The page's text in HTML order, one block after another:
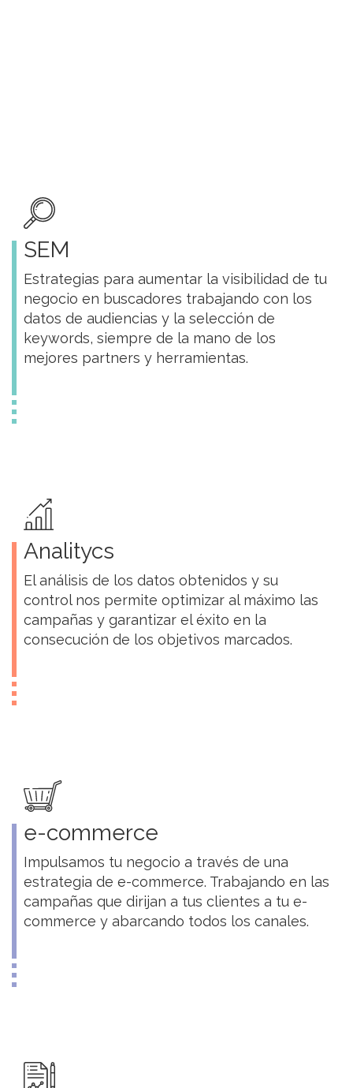
SEM
Estrategias para aumentar la visibilidad de tu
negocio en buscadores trabajando con los
datos de audiencias y la selección de
keywords, siempre de la mano de los
mejores partners y herramientas.
Analitycs
El análisis de los datos obtenidos y su
control nos permite optimizar al máximo las
campañas y garantizar el éxito en la
consecución de los objetivos marcados.
e-commerce
Impulsamos tu negocio a través de una
estrategia de e-commerce. Trabajando en las
campañas que dirijan a tus clientes a tu e-
commerce y abarcando todos los canales.